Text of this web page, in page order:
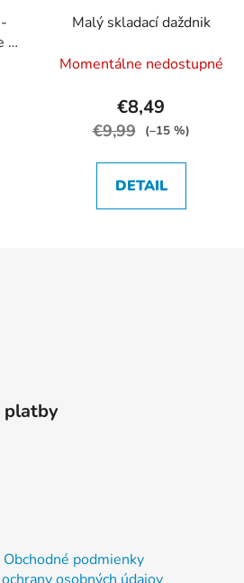
4
Malý skladací daždnik
Momentálne nedostupné
€8,49
€9,99 (–15 %)
DETAIL
platby
Obchodné podmienky
osobných údajov